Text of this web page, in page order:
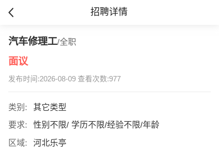
招聘详情
汽车修理工/全职
面议
发布时间:2026-08-09 查看次数:977
类别:
其它类型
要求:
性别不限/ 学历不限/经验不限/年龄
区域:
河北乐亭